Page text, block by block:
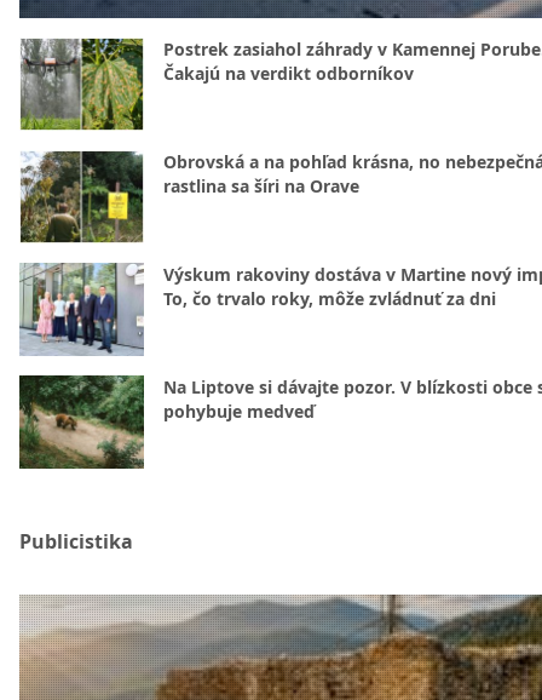
Postrek zasiahol záhrady v Kamennej
Čakajú na verdikt odborníkov
Obrovská a na pohľad krásna, no
rastlina sa šíri na Orave
Výskum rakoviny dostáva v Martine nový
To, čo trvalo roky, môže zvládnuť za dni
Na Liptove si dávajte pozor. V blízkosti obce
pohybuje medveď
Publicistika